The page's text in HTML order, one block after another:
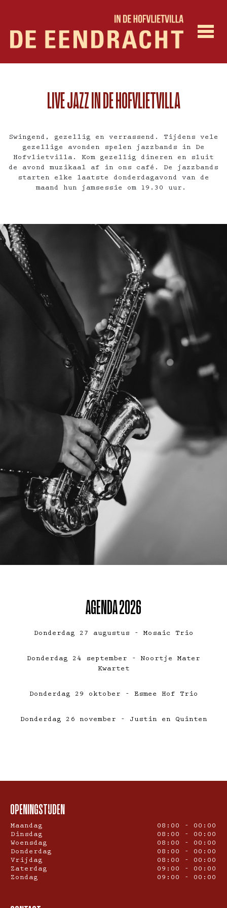
LIVE JAZZ IN DE HOFVLIETVILLA
Swingend, gezellig en verrassend. Tijdens vele
gezellige avonden spelen jazzbands in De
Hofvlietvilla. Kom gezellig dineren en sluit
de avond muzikaal af in ons café. De jazzbands
starten elke laatste donderdagavond van de
maand hun jamsessie om 19.30 uur.
AGENDA 2026
Donderdag 27 augustus - Mosaic Trio
Donderdag 24 september - Noortje Mater
Kwartet
Donderdag 29 oktober - Esmee Hof Trio
Donderdag 26 november - Justin en Quinten
OPENINGSTIJDEN
Maandag
08:00 - 00:00
Dinsdag
08:00 - 00:00
Woensdag
08:00 - 00:00
Donderdag
08:00 - 00:00
Vrijdag
08:00 - 00:00
Zaterdag
09:00 - 00:00
Zondag
09:00 - 00:00